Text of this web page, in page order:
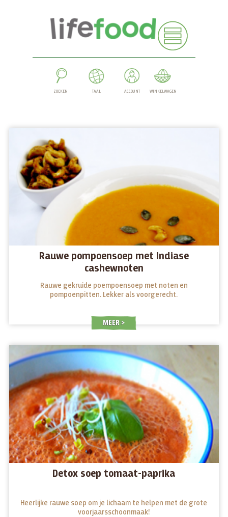
ZOEKEN TAAL ACCOUNT WINKELWAGEN
Rauwe pompoensoep met Indiase
cashewnoten
Rauwe gekruide poempoensoep met noten en
pompoenpitten. Lekker als voorgerecht.
MEER
Detox soep tomaat-paprika
Heerlijke rauwe soep om je lichaam te helpen met de grote
voorjaarsschoonmaak!